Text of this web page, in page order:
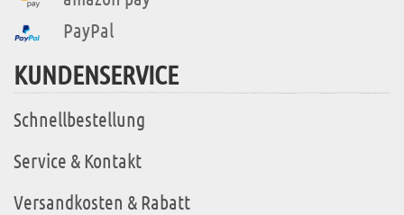
PayPal
KUNDENSERVICE
Schnellbestellung
Service & Kontakt
Versandkosten & Rabatt